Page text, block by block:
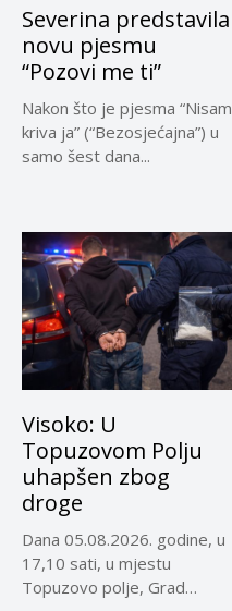
Severina predstavila
novu pjesmu
“Pozovi me ti”
Nakon što je pjesma “Nisam
kriva ja” (“Bezosjećajna”) u
samo šest dana...
Visoko: U
Topuzovom Polju
uhapšen zbog
droge
Dana 05.08.2026. godine, u
17,10 sati, u mjestu
Topuzovo polje, Grad